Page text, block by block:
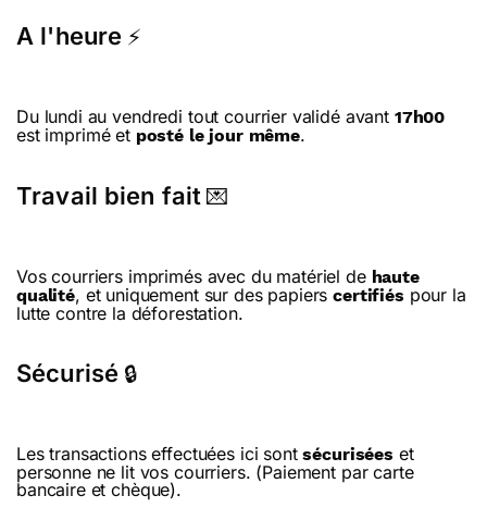
A l'heure ⚡
Du lundi au vendredi tout courrier validé avant 17h00
est imprimé et posté le jour même.
Travail bien fait 💌
Vos courriers imprimés avec du matériel de haute
qualité, et uniquement sur des papierscertifiés pour la
lutte contre la déforestation.
Sécurisé 🔒
Les transactions effectuées ici sontsécurisées et
personne ne lit vos courriers. (Paiement par carte
bancaire et chèque).